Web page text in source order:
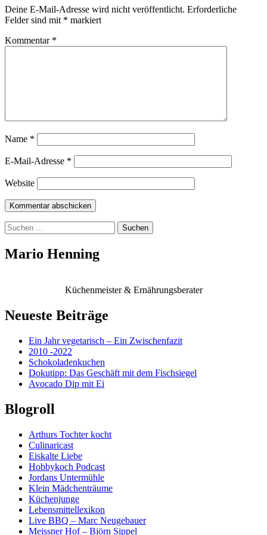
Deine E-Mail-Adresse wird nicht veröffentlicht. Erforderliche
Felder sind mit * markiert
Kommentar *
Name *
E-Mail-Adresse *
Website
Suchen
nach:
Mario Henning
Küchenmeister & Ernährungsberater
Neueste Beiträge
Ein Jahr vegetarisch – Ein Zwischenfazit
2010 -2022
Schokoladenkuchen
Dokutipp: Das Geschäft mit dem Fischsiegel
Avocado Dip mit Ei
Blogroll
Arthurs Tochter kocht
Culinaricast
Eiskalte Liebe
Hobbykoch Podcast
Jordans Untermühle
Klein Mädchenträume
Küchenjunge
Lebensmittellexikon
Live BBQ – Marc Neugebauer
Meissner Hof – Björn Sippel